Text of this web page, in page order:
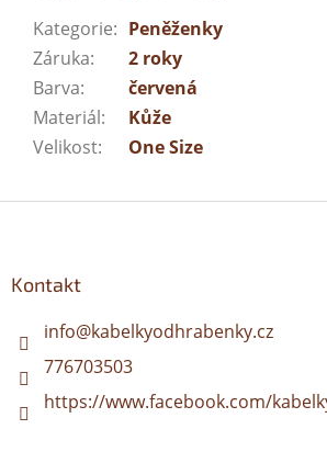
Kategorie: Peněženky
Záruka:
2 roky
Barva:
červená
Materiál:
Kůže
Velikost: One Size
Kontakt
info@kabelkyodhrabenky.cz
776703503
https://www.facebook.com/